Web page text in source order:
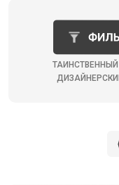
ТАИНСТВЕННЫЙ